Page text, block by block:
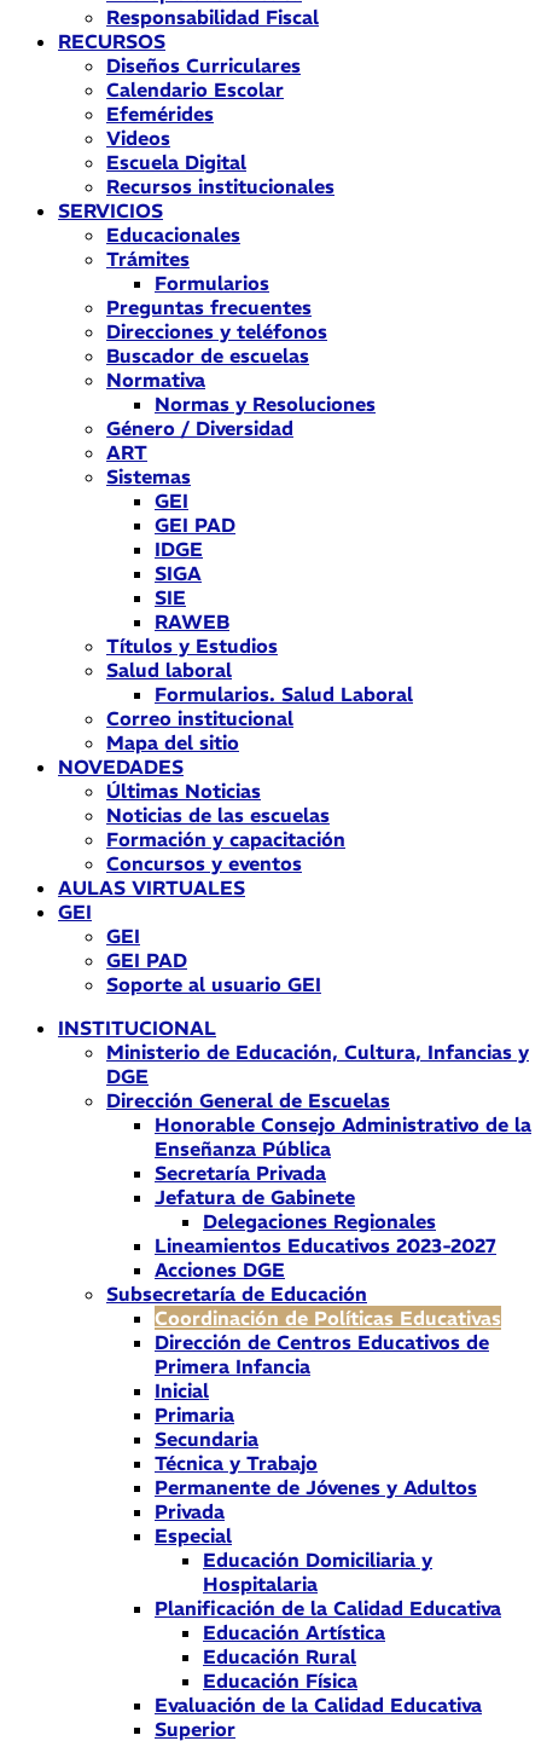
Responsabilidad Fiscal
RECURSOS
Diseños Curriculares
Calendario Escolar
Efemérides
Videos
Escuela Digital
Recursos institucionales
SERVICIOS
Educacionales
Trámites
Formularios
Preguntas frecuentes
Direcciones y teléfonos
Buscador de escuelas
Normativa
Normas y Resoluciones
Género / Diversidad
ART
Sistemas
GEI
GEI PAD
IDGE
SIGA
SIE
RAWEB
Títulos y Estudios
Salud laboral
Formularios. Salud Laboral
Correo institucional
Mapa del sitio
NOVEDADES
Últimas Noticias
Noticias de las escuelas
Formación y capacitación
Concursos y eventos
AULAS VIRTUALES
GEI
GEI
GEI PAD
Soporte al usuario GEI
INSTITUCIONAL
Ministerio de Educación, Cultura, Infancias y
DGE
Dirección General de Escuelas
Honorable Consejo Administrativo de la
Enseñanza Pública
Secretaría Privada
Jefatura de Gabinete
Delegaciones Regionales
Lineamientos Educativos 2023-2027
Acciones DGE
Subsecretaría de Educación
Coordinación de Políticas Educativas
Dirección de Centros Educativos de
Primera Infancia
Inicial
Primaria
Secundaria
Técnica y Trabajo
Permanente de Jóvenes y Adultos
Privada
Especial
Educación Domiciliaria y
Hospitalaria
Planificación de la Calidad Educativa
Educación Artística
Educación Rural
Educación Física
Evaluación de la Calidad Educativa
Superior